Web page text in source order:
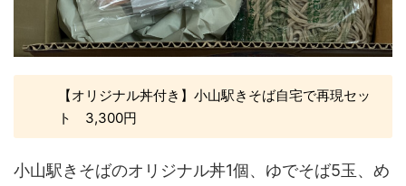
【オリジナル丼付き】小山駅きそば自宅で再現セッ
ト 3,300円
小山駅きそばのオリジナル丼1個、ゆでそば5玉、め